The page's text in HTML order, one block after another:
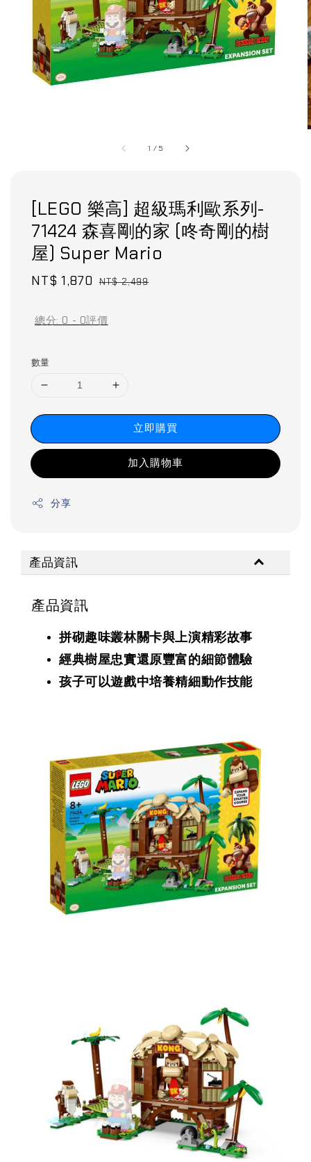
1 /5
[LEGO 樂高] 超級瑪利歐系列-
71424 森喜剛的家 (咚奇剛的樹
屋) Super Mario
Sale
NT$ 1,870 Regular
NT$ 2,499
總分: 0 - 0評價
數量
立即購買
加入購物車
分享
產品資訊
產品資訊
拼砌趣味叢林關卡與上演精彩故事
經典樹屋忠實還原豐富的細節體驗
孩子可以遊戲中培養精細動作技能